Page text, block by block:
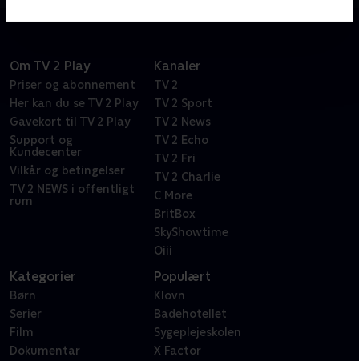
Om TV 2 Play
Priser og abonnement
Her kan du se TV 2 Play
Gavekort til TV 2 Play
Support og
Kundecenter
Vilkår og betingelser
TV 2 NEWS i offentligt
rum
Kanaler
TV 2
TV 2 Sport
TV 2 News
TV 2 Echo
TV 2 Fri
TV 2 Charlie
C More
BritBox
SkyShowtime
Oiii
Kategorier
Børn
Serier
Film
Dokumentar
Populært
Klovn
Badehotellet
Sygeplejeskolen
X Factor